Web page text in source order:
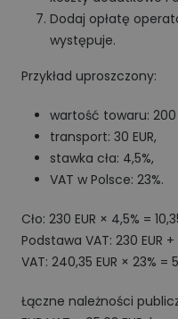
Dodaj opłatę
występuje.
Przykład uproszczony:
wartość towaru: 200
transport: 30 EUR,
stawka cła: 4,5%,
VAT w Polsce: 23%.
Cło: 230 EUR × 4,5% =
Podstawa VAT: 230 EUR +
VAT: 240,35 EUR × 23% =
Łączne należności